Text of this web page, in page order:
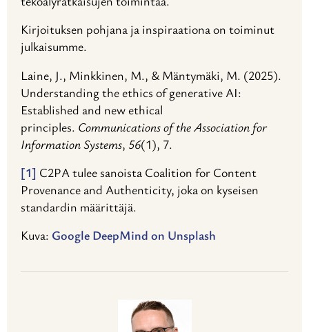
Kirjoituksen pohjana ja inspiraationa on toiminut
julkaisumme.
Laine, J., Minkkinen, M., & Mäntymäki, M. (2025).
Understanding the ethics of generative AI:
Established and new ethical
principles. Communications of the Association for
Information Systems, 56(1), 7.
[1] C2PA tulee sanoista Coalition for Content
Provenance and Authenticity, joka on kyseisen
standardin määrittäjä.
Kuva: Google DeepMind on Unsplash